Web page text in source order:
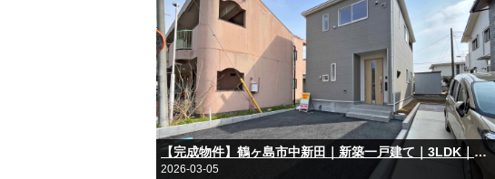
【完成物件】鶴ヶ島市中新田｜新築一戸建て｜3LDK｜カースペース2台｜東武越生線「一本松」駅徒歩2分
2026-03-05